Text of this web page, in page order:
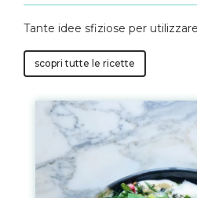
Tante idee sfiziose per
scopri tutte le ricette